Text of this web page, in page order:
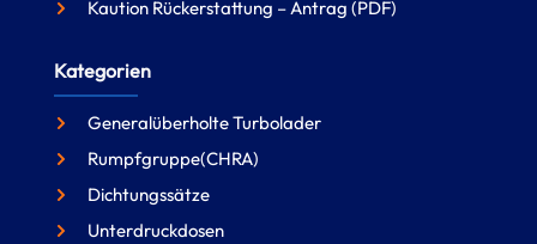
Kaution Rückerstattung – Antrag (PDF)
Kategorien
Generalüberholte Turbolader
Rumpfgruppe(CHRA)
Dichtungssätze
Unterdruckdosen